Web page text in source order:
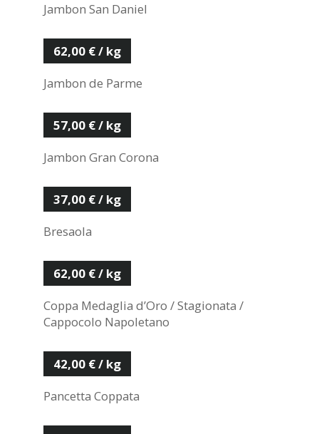
Jambon San Daniel
62,00 € / kg
Jambon de Parme
57,00 € / kg
Jambon Gran Corona
37,00 € / kg
Bresaola
62,00 € / kg
Coppa Medaglia d’Oro / Stagionata /
Cappocolo Napoletano
42,00 € / kg
Pancetta Coppata